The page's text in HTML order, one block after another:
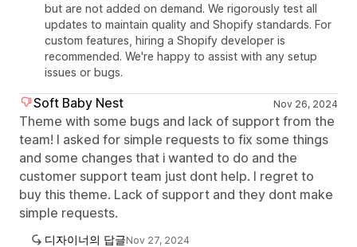
but are not added on demand. We rigorously test all
updates to maintain quality and Shopify standards. For
custom features, hiring a Shopify developer is
recommended. We're happy to assist with any setup
issues or bugs.
Soft Baby Nest Nov 26, 2024
Theme with some bugs and lack of support from the
team! I asked for simple requests to fix some things
and some changes that i wanted to do and the
customer support team just dont help. I regret to
buy this theme. Lack of support and they dont make
simple requests.
디자이너의 답글Nov 27, 2024